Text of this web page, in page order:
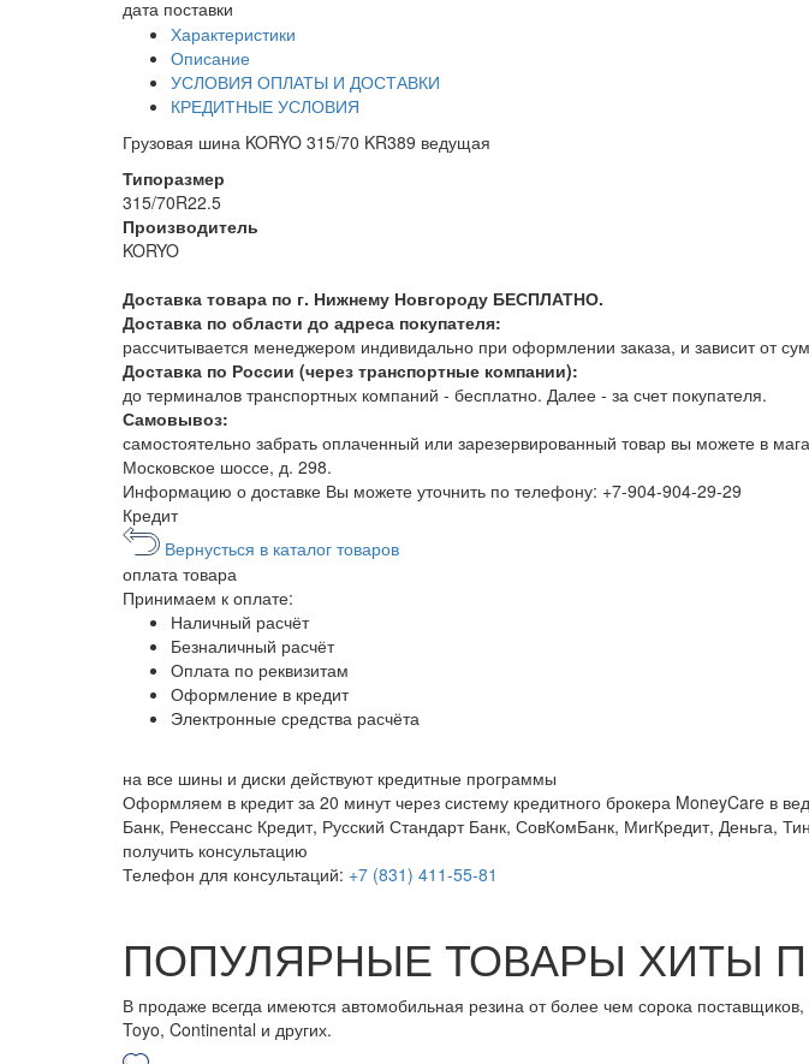
дата поставки
Характеристики
Описание
УСЛОВИЯ ОПЛАТЫ И ДОСТАВКИ
КРЕДИТНЫЕ УСЛОВИЯ
Грузовая шина KORYO 315/70 KR389 ведущая
Типоразмер
315/70R22.5
Производитель
KORYO
Доставка товара по г. Нижнему Новгороду БЕСПЛАТНО.
Доставка по области до адреса покупателя:
рассчитывается менеджером индивидально при оформлении заказа, и зависит от
Доставка по России (через транспортные компании):
до терминалов транспортных компаний - бесплатно. Далее - за счет покупателя.
Самовывоз:
самостоятельно забрать оплаченный или зарезервированный товар вы можете в
Московское шоссе, д. 298.
Информацию о доставке Вы можете уточнить по телефону: +7-904-904-29-29
Кредит
Вернусться в каталог товаров
оплата товара
Принимаем к оплате:
Наличный расчёт
Безналичный расчёт
Оплата по реквизитам
Оформление в кредит
Электронные средства расчёта
на все шины и диски действуют кредитные программы
Оформляем в кредит за 20 минут через систему кредитного брокера MoneyCare в
Банк, Ренессанс Кредит, Русский Стандарт Банк, СовКомБанк, МигКредит, Деньга,
получить консультацию
Телефон для консультаций: +7 (831) 411-55-81
ПОПУЛЯРНЫЕ ТОВАРЫ ХИТЫ
В продаже всегда имеются автомобильная резина от более чем сорока
Toyo, Continental и других.